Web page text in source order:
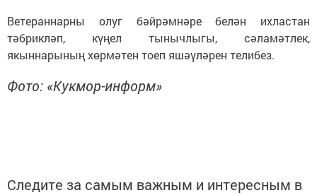
Ветераннарны олуг бәйрәмнәре белән ихластан
тәбрикләп, күңел тынычлыгы, сәламәтлек,
якыннарының хөрмәтен тоеп яшәүләрен телибез.
Фото: «Кукмор-информ»
Следите за самым важным и интересным в